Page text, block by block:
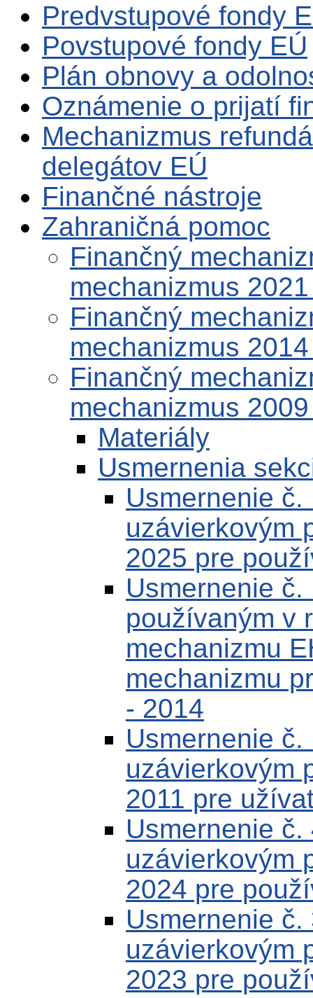
Predvstupové fondy
Povstupové fondy EÚ
Plán obnovy a
Oznámenie o prijatí
Mechanizmus
delegátov EÚ
Finančné nástroje
Zahraničná pomoc
Finančný
mechanizmus
Finančný
mechanizmus
Finančný
mechanizmus
Materiály
Usmernenia
Usmernenie
uzávierkovým
2025 pre
Usmernenie
používaným v
mechanizmu
mechanizmu
- 2014
Usmernenie
uzávierkovým
2011 pre
Usmernenie
uzávierkovým
2024 pre
Usmernenie
uzávierkovým
2023 pre